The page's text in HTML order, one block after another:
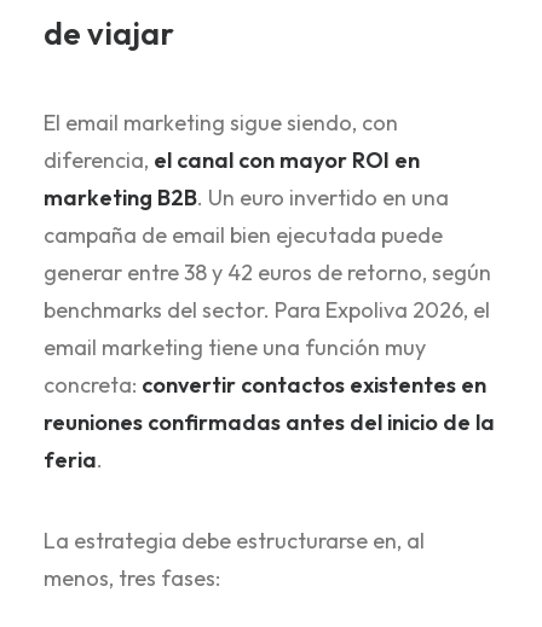
de viajar
El email marketing sigue siendo, con
diferencia, el canal con mayor ROI en
marketing B2B. Un euro invertido en una
campaña de email bien ejecutada puede
generar entre 38 y 42 euros de retorno, según
benchmarks del sector. Para Expoliva 2026, el
email marketing tiene una función muy
concreta: convertir contactos existentes en
reuniones confirmadas antes del inicio de la
feria.
La estrategia debe estructurarse en, al
menos, tres fases: